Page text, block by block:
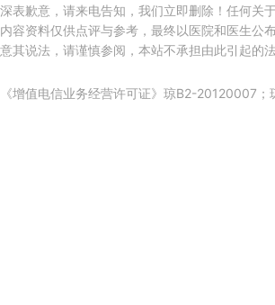
深表歉意，请来电告知，我们立即删除！任何关
内容资料仅供点评与参考，最终以医院和医生公
意其说法，请谨慎参阅，本站不承担由此引起的法
《增值电信业务经营许可证》琼B2-20120007；